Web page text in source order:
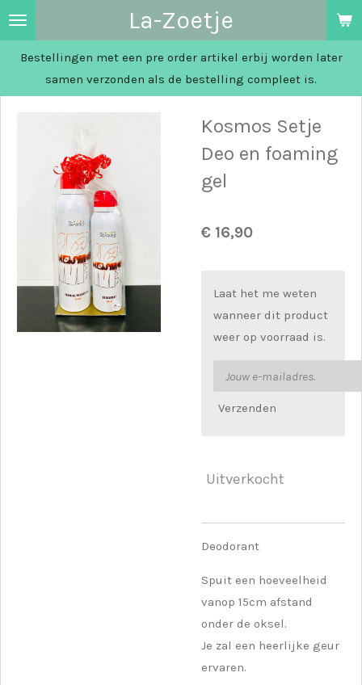
Ga
direct
naar
La-Zoetje
Bestellingen met een pre order artikel erbij worden later
samen verzonden als de bestelling compleet is.
Kosmos Setje
Deo en foaming
gel
€ 16,90
Laat het me weten
wanneer dit product
weer op voorraad is.
Verzenden
Uitverkocht
Deodorant
Spuit een hoeveelheid
vanop 15cm afstand
onder de oksel.
Je zal een heerlijke geur
ervaren.